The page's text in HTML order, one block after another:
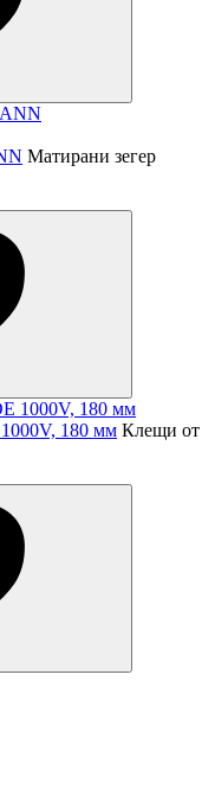
Матирани зегер
180 мм Клещи от